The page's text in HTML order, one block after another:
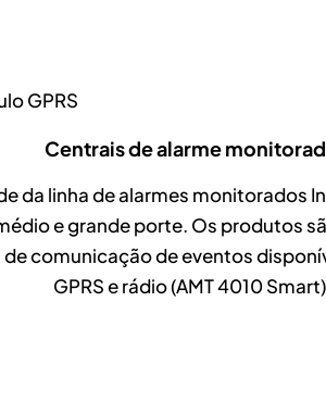
GPRS
Centrais de alarme
da linha de alarmes monitorados
e grande porte. Os produtos
comunicação de eventos
GPRS e rádio (AMT 4010